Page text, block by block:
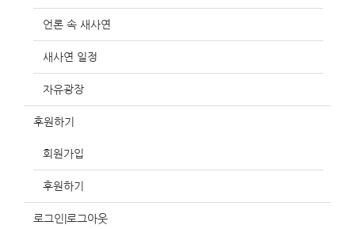
언론 속 새사연
새사연 일정
자유광장
후원하기
회원가입
후원하기
로그인|로그아웃